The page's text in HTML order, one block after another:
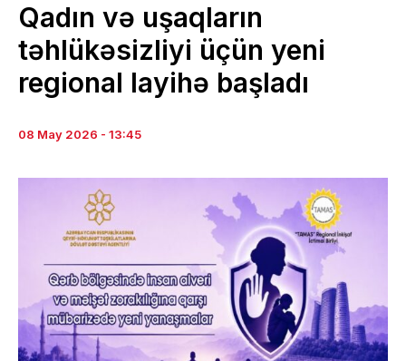
Qadın və uşaqların
təhlükəsizliyi üçün yeni
regional layihə başladı
08 May 2026 - 13:45